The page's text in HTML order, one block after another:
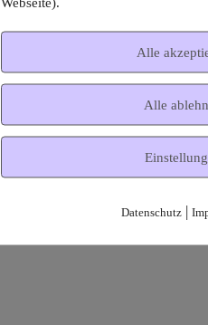
Alle
Alle
Datenschutz |